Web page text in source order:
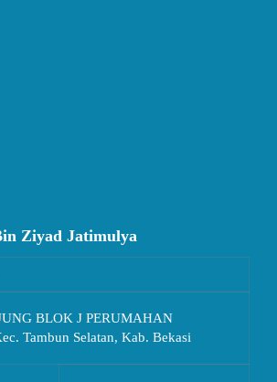
Ziyad Jatimulya
BLOK J PERUMAHAN
Tambun Selatan, Kab. Bekasi